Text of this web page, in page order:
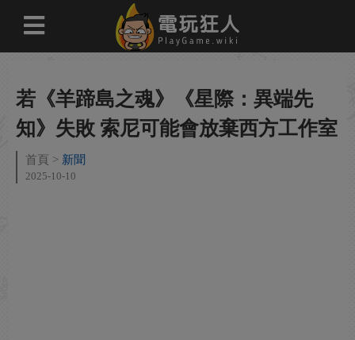
若《羊蹄島之魂》《星際：異端先
知》失敗 索尼可能會放棄西方工作室
首頁 新聞
2025-10-10